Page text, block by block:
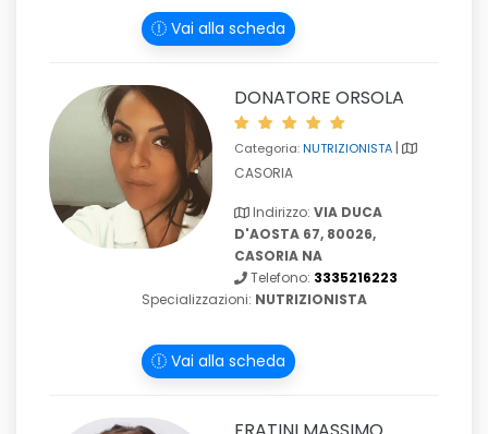
Vai alla scheda
DONATORE ORSOLA
Categoria:NUTRIZIONISTA|
CASORIA
Indirizzo: VIA DUCA
D'AOSTA 67, 80026,
CASORIA NA
Telefono: 3335216223
Specializzazioni: NUTRIZIONISTA
Vai alla scheda